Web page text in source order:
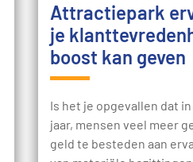
Attractiepark
je
boost kan geven
Is het je opgevallen dat
jaar, mensen veel meer
geld te besteden aan